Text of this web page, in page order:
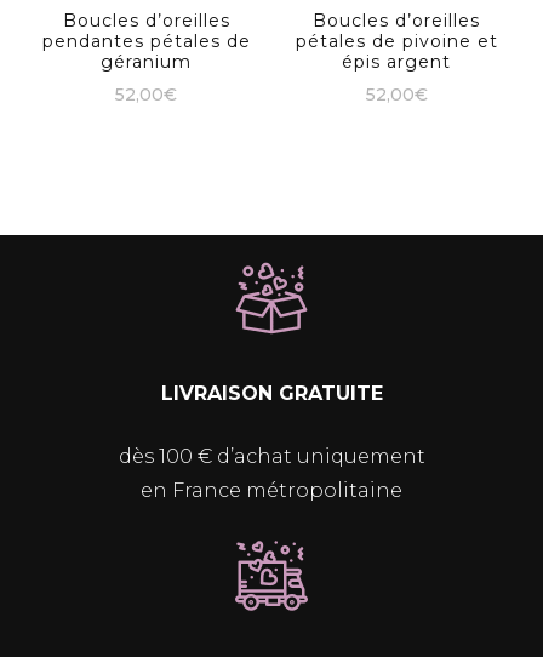
Boucles d’oreilles
pendantes pétales de
géranium
52,00€
Boucles d’oreilles
pétales de pivoine et
épis argent
52,00€
LIVRAISON GRATUITE
dès 100 € d’achat uniquement
en France métropolitaine